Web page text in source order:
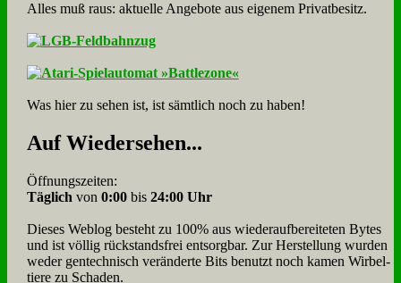
Alles muß raus: aktuelle An­ge­bo­te aus eigenem Privatbesitz.
Was hier zu sehen ist, ist sämt­lich noch zu haben!
Auf Wie­der­se­hen...
Öffnungszeiten:
Täglich von 0:00bis 24:00 Uhr
Dieses Weblog besteht zu 100% aus wie­der­auf­bereite­ten Bytes
und ist völlig rück­stands­frei ent­sorg­bar. Zur Herstellung wurden
weder gen­tech­nisch veränderte Bits benutzt noch kamen Wir­bel­
tiere zu Scha­den.